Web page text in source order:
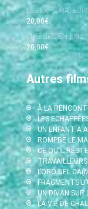
LES
20,00€
CHŒURS EN EXIL
20,00€
Autres
À LA
LES
UN ENFANT À
ROMPRE LE
CE QU’IL
L’ORO DEL
FRAGMENTS
UN DIVAN SUR
LA VIE DE